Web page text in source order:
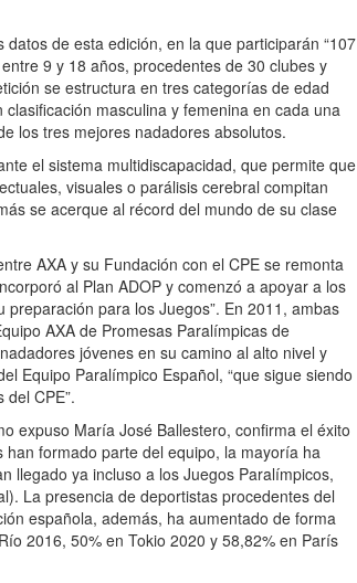
de esta edición, en la que participarán “107
9 y 18 años, procedentes de 30 clubes y
se estructura en tres categorías de edad
masculina y femenina en cada una
los tres mejores nadadores absolutos.
el sistema multidiscapacidad, que permite que
visuales o parálisis cerebral compitan
se acerque al récord del mundo de su clase
AXA y su Fundación con el CPE se remonta
al Plan ADOP y comenzó a apoyar a los
para los Juegos”. En 2011, ambas
AXA de Promesas Paralímpicas de
jóvenes en su camino al alto nivel y
Equipo Paralímpico Español, “que sigue siendo
CPE”.
expuso María José Ballestero, confirma el éxito
formado parte del equipo, la mayoría ha
llegado ya incluso a los Juegos Paralímpicos,
La presencia de deportistas procedentes del
española, además, ha aumentado de forma
2016, 50% en Tokio 2020 y 58,82% en París